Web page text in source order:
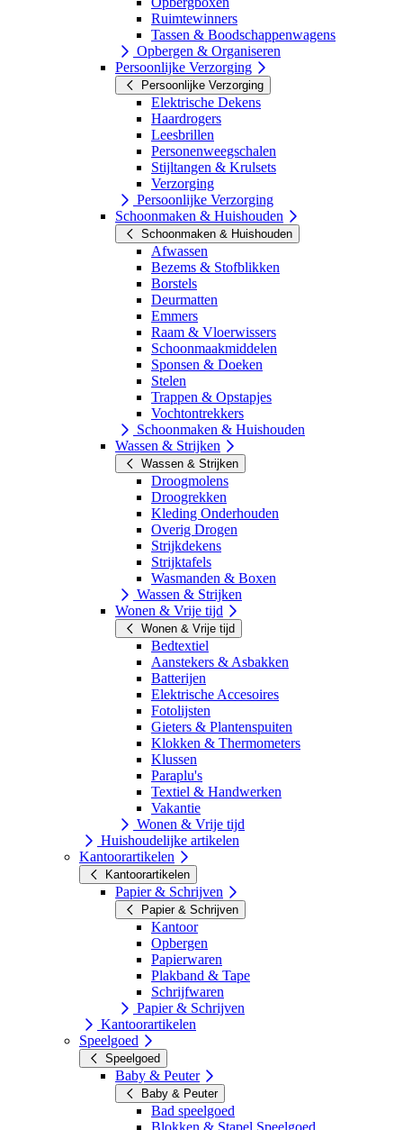
Ruimtewinners
Tassen & Boodschappenwagens
Opbergen & Organiseren
Persoonlijke Verzorging
Persoonlijke Verzorging
Elektrische Dekens
Haardrogers
Leesbrillen
Personenweegschalen
Stijltangen & Krulsets
Verzorging
Persoonlijke Verzorging
Schoonmaken & Huishouden
Schoonmaken & Huishouden
Afwassen
Bezems & Stofblikken
Borstels
Deurmatten
Emmers
Raam & Vloerwissers
Schoonmaakmiddelen
Sponsen & Doeken
Stelen
Trappen & Opstapjes
Vochtontrekkers
Schoonmaken & Huishouden
Wassen & Strijken
Wassen & Strijken
Droogmolens
Droogrekken
Kleding Onderhouden
Overig Drogen
Strijkdekens
Strijktafels
Wasmanden & Boxen
Wassen & Strijken
Wonen & Vrije tijd
Wonen & Vrije tijd
Bedtextiel
Aanstekers & Asbakken
Batterijen
Elektrische Accesoires
Fotolijsten
Gieters & Plantenspuiten
Klokken & Thermometers
Klussen
Paraplu's
Textiel & Handwerken
Vakantie
Wonen & Vrije tijd
Huishoudelijke artikelen
Kantoorartikelen
Kantoorartikelen
Papier & Schrijven
Papier & Schrijven
Kantoor
Opbergen
Papierwaren
Plakband & Tape
Schrijfwaren
Papier & Schrijven
Kantoorartikelen
Speelgoed
Speelgoed
Baby & Peuter
Baby & Peuter
Bad speelgoed
Blokken & Stapel Speelgoed